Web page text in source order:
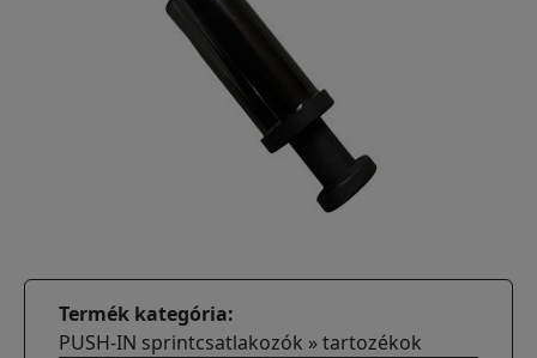
Termék kategória
PUSH-IN sprintcsatlakozók » tartozékok